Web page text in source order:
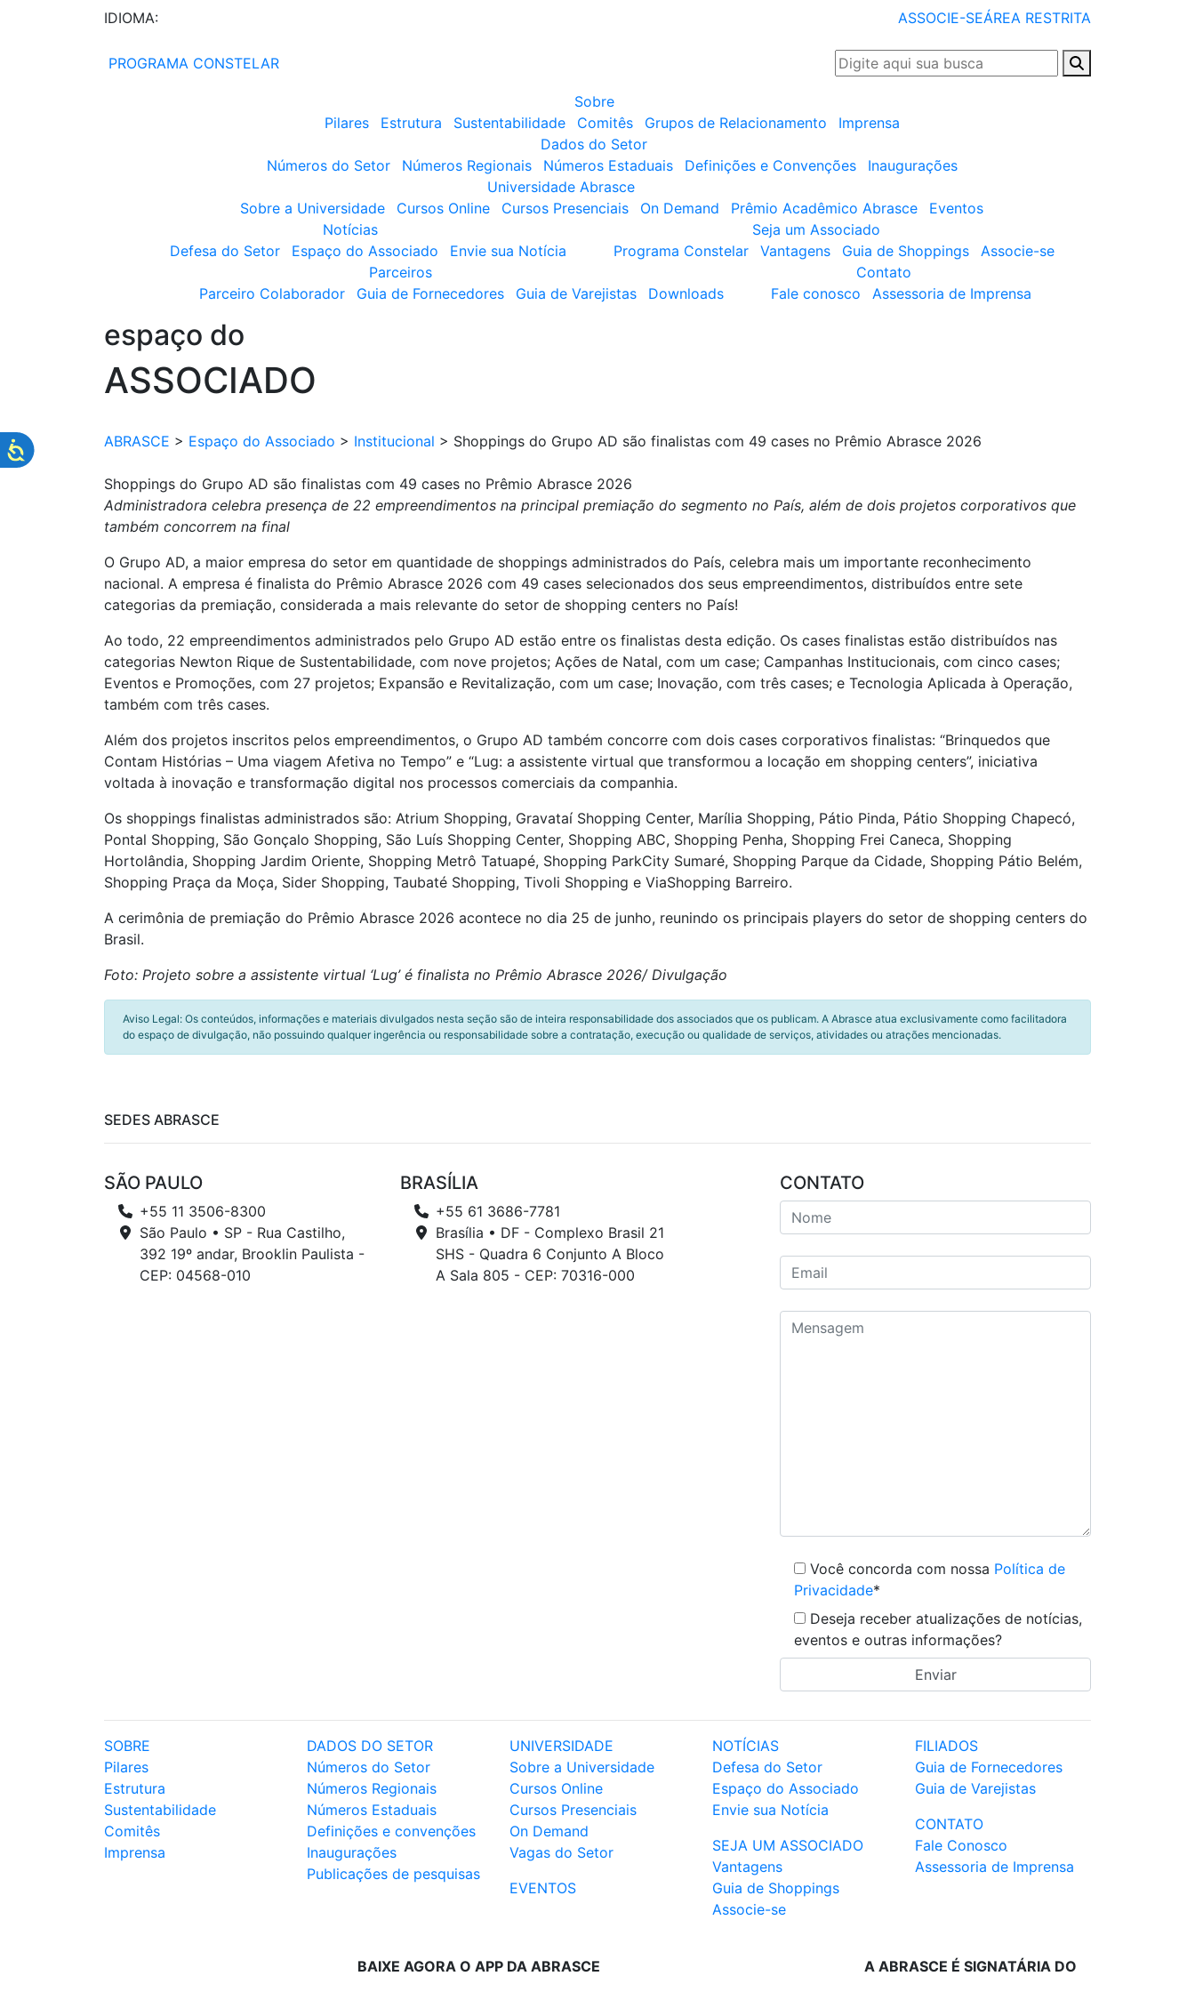
IDIOMA: ASSOCIE-SEÁREA RESTRITA
PROGRAMA CONSTELAR
Sobre
Pilares
Estrutura Sustentabilidade Comitês Grupos de Relacionamento
Imprensa
Dados do Setor
Números do Setor
Números Regionais Números Estaduais Definições e Convenções
Inaugurações
Universidade Abrasce
Sobre a Universidade
Cursos Online Cursos Presenciais On Demand Prêmio Acadêmico Abrasce
Eventos
Notícias
Defesa do Setor
Espaço do Associado Envie sua Notícia
Seja um Associado
Programa Constelar
Vantagens Guia de Shoppings
Associe-se
Parceiros
Parceiro Colaborador
Guia de Fornecedores Guia de Varejistas Downloads
Contato
Fale conosco
Assessoria de Imprensa
espaço do
ASSOCIADO
ABRASCE > Espaço do Associado > Institucional > Shoppings do Grupo AD são finalistas com 49 cases no Prêmio Abrasce 2026
Shoppings do Grupo AD são finalistas com 49 cases no Prêmio Abrasce 2026
Administradora celebra presença de 22 empreendimentos na principal premiação do segmento no País, além de dois projetos corporativos que
também concorrem na final
O Grupo AD, a maior empresa do setor em quantidade de shoppings administrados do País, celebra mais um importante reconhecimento
nacional. A empresa é finalista do Prêmio Abrasce 2026 com 49 cases selecionados dos seus empreendimentos, distribuídos entre sete
categorias da premiação, considerada a mais relevante do setor de shopping centers no País!
Ao todo, 22 empreendimentos administrados pelo Grupo AD estão entre os finalistas desta edição. Os cases finalistas estão distribuídos nas
categorias Newton Rique de Sustentabilidade, com nove projetos; Ações de Natal, com um case; Campanhas Institucionais, com cinco cases;
Eventos e Promoções, com 27 projetos; Expansão e Revitalização, com um case; Inovação, com três cases; e Tecnologia Aplicada à Operação,
também com três cases.
Além dos projetos inscritos pelos empreendimentos, o Grupo AD também concorre com dois cases corporativos finalistas: “Brinquedos que
Contam Histórias – Uma viagem Afetiva no Tempo” e “Lug: a assistente virtual que transformou a locação em shopping centers”, iniciativa
voltada à inovação e transformação digital nos processos comerciais da companhia.
Os shoppings finalistas administrados são: Atrium Shopping, Gravataí Shopping Center, Marília Shopping, Pátio Pinda, Pátio Shopping Chapecó,
Pontal Shopping, São Gonçalo Shopping, São Luís Shopping Center, Shopping ABC, Shopping Penha, Shopping Frei Caneca, Shopping
Hortolândia, Shopping Jardim Oriente, Shopping Metrô Tatuapé, Shopping ParkCity Sumaré, Shopping Parque da Cidade, Shopping Pátio Belém,
Shopping Praça da Moça, Sider Shopping, Taubaté Shopping, Tivoli Shopping e ViaShopping Barreiro.
A cerimônia de premiação do Prêmio Abrasce 2026 acontece no dia 25 de junho, reunindo os principais players do setor de shopping centers do
Brasil.
Foto: Projeto sobre a assistente virtual ‘Lug’ é finalista no Prêmio Abrasce 2026/ Divulgação
Aviso Legal: Os conteúdos, informações e materiais divulgados nesta seção são de inteira responsabilidade dos associados que os publicam. A Abrasce atua exclusivamente como facilitadora
do espaço de divulgação, não possuindo qualquer ingerência ou responsabilidade sobre a contratação, execução ou qualidade de serviços, atividades ou atrações mencionadas.
SEDES ABRASCE
SÃO PAULO
+55 11 3506-8300
São Paulo • SP - Rua Castilho,
392 19º andar, Brooklin Paulista -
CEP: 04568-010
BRASÍLIA
+55 61 3686-7781
Brasília • DF - Complexo Brasil 21
SHS - Quadra 6 Conjunto A Bloco
A Sala 805 - CEP: 70316-000
CONTATO
Você concorda com nossa Política de
Privacidade*
Deseja receber atualizações de notícias,
eventos e outras informações?
SOBRE
Pilares
Estrutura
Sustentabilidade
Comitês
Imprensa
DADOS DO SETOR
Números do Setor
Números Regionais
Números Estaduais
Definições e convenções
Inaugurações
Publicações de pesquisas
UNIVERSIDADE
Sobre a Universidade
Cursos Online
Cursos Presenciais
On Demand
Vagas do Setor
EVENTOS
NOTÍCIAS
Defesa do Setor
Espaço do Associado
Envie sua Notícia
SEJA UM ASSOCIADO
Vantagens
Guia de Shoppings
Associe-se
FILIADOS
Guia de Fornecedores
Guia de Varejistas
CONTATO
Fale Conosco
Assessoria de Imprensa
BAIXE AGORA O APP DA ABRASCE A ABRASCE É SIGNATÁRIA DO